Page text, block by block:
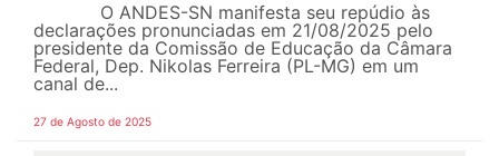
O ANDES-SN manifesta seu repúdio às
declarações pronunciadas em 21/08/2025 pelo
presidente da Comissão de Educação da Câmara
Federal, Dep. Nikolas Ferreira (PL-MG) em um
canal de...
27 de Agosto de 2025